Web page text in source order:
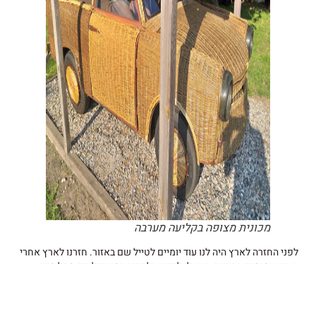
מכונית מצופה בקליעה מערבה
לפני החזרה לארץ היה לנו עוד יומיים לטייל שם באזור. חזרנו לארץ אחרי
שבוע עמוסים בחוויות. יצא לי לפגוש ולהכיר המון קולעים מכל מיני